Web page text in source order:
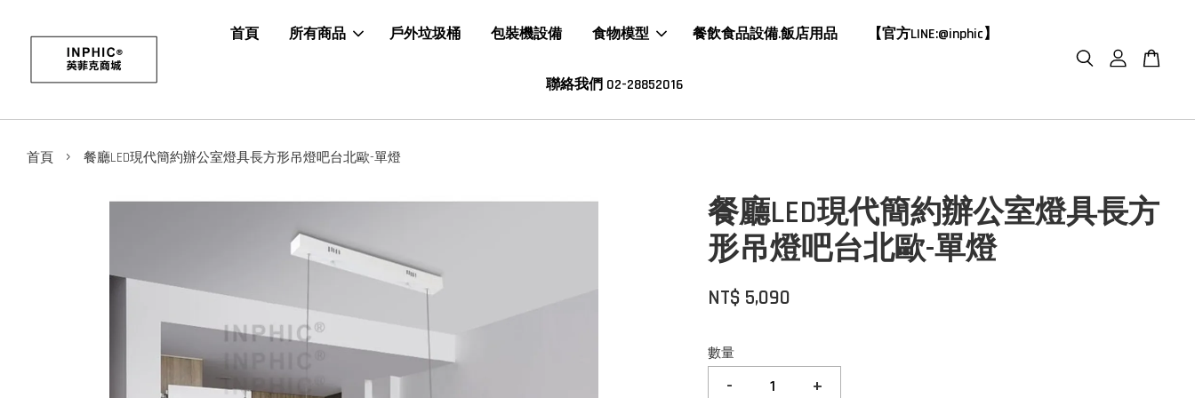
首頁 所有商品 戶外垃圾桶 包裝機設備 食物模型 餐飲食品設備.飯店用品 【官方LINE:@inphic】
聯絡我們 02-28852016
首頁 › 餐廳LED現代簡約辦公室燈具長方形吊燈吧台北歐-單燈
餐廳LED現代簡約辦公室燈具長方
形吊燈吧台北歐-單燈
NT$ 5,090
數量
- +